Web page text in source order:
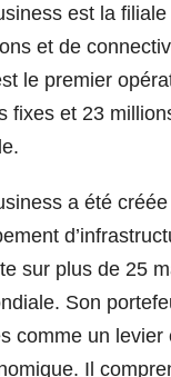
est la
et de
le premier
fixes et 23
a été
sur plus de 25
Son
comme un
Il